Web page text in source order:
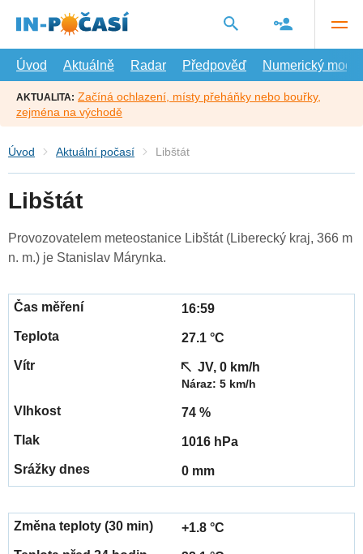
hlavní
Úvod
Aktuálně Radar Předpověď Numerický model
AKTUALITA: Začíná ochlazení, místy přeháňky nebo bouřky,
zejména na východě
Úvod Aktuální počasí Libštát
Libštát
Provozovatelem meteostanice Libštát (Liberecký kraj, 366 m
n. m.) je Stanislav Márynka.
16:59
27.1 °C
JV, 0 km/h
Náraz: 5 km/h
74 %
1016 hPa
0 mm
+1.8 °C